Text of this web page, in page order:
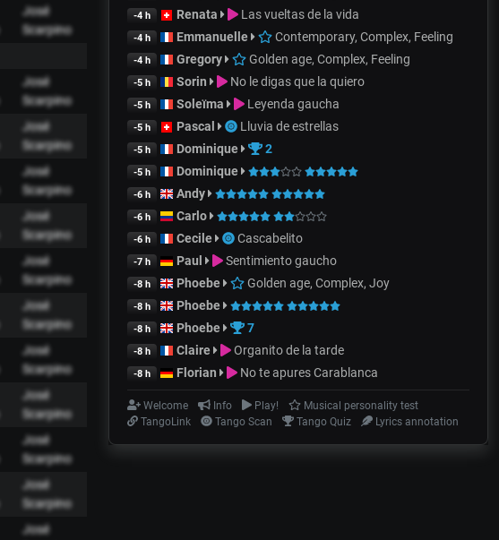
José
Scarpino
José
Scarpino
José
Scarpino
José
Scarpino
José
Scarpino
José
Scarpino
José
Scarpino
José
Scarpino
José
Scarpino
José
Scarpino
José
Scarpino
José
-4 h Renata Las vueltas de la vida
-4 h Emmanuelle Contemporary, Complex, Feeling
-4 h Gregory Golden age, Complex, Feeling
-5 h Sorin No le digas que la quiero
-5 h Soleïma Leyenda gaucha
-5 h Pascal Lluvia de estrellas
-5 h Dominique 2
-5 h Dominique
-6 h Andy
-6 h Carlo
-6 h Cecile Cascabelito
-7 h Paul Sentimiento gaucho
-8 h Phoebe Golden age, Complex, Joy
-8 h Phoebe
-8 h Phoebe 7
-8 h Claire Organito de la tarde
-8 h Florian No te apures Carablanca
Welcome Info Play!
Musical personality test
TangoLink
Tango Scan Tango Quiz Lyrics annotation